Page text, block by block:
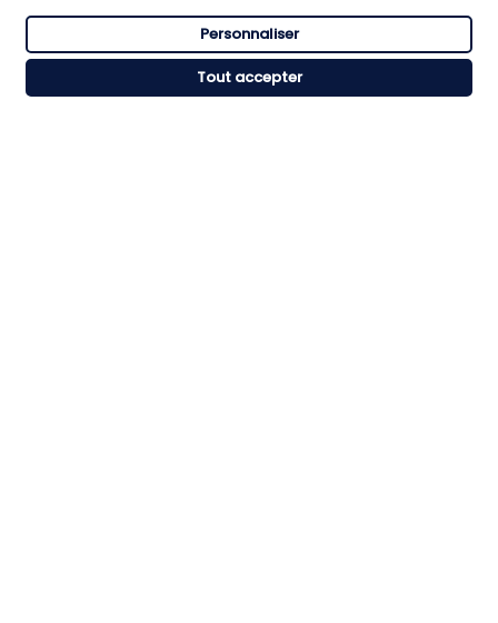
Tout accepter
Personnaliser
LIVRAISON GRATUITE
Pour toute commande supérieure
TRANSPORT RAPIDE
Expédition express du lundi au